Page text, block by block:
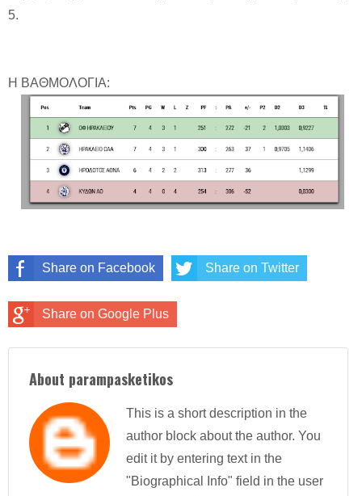
5.
Η ΒΑΘΜΟΛΟΓΙΑ:
Share on Facebook Share on Twitter
Share on Google Plus
About parampasketikos
This is a short description in the
author block about the author. You
edit it by entering text in the
"Biographical Info" field in the user